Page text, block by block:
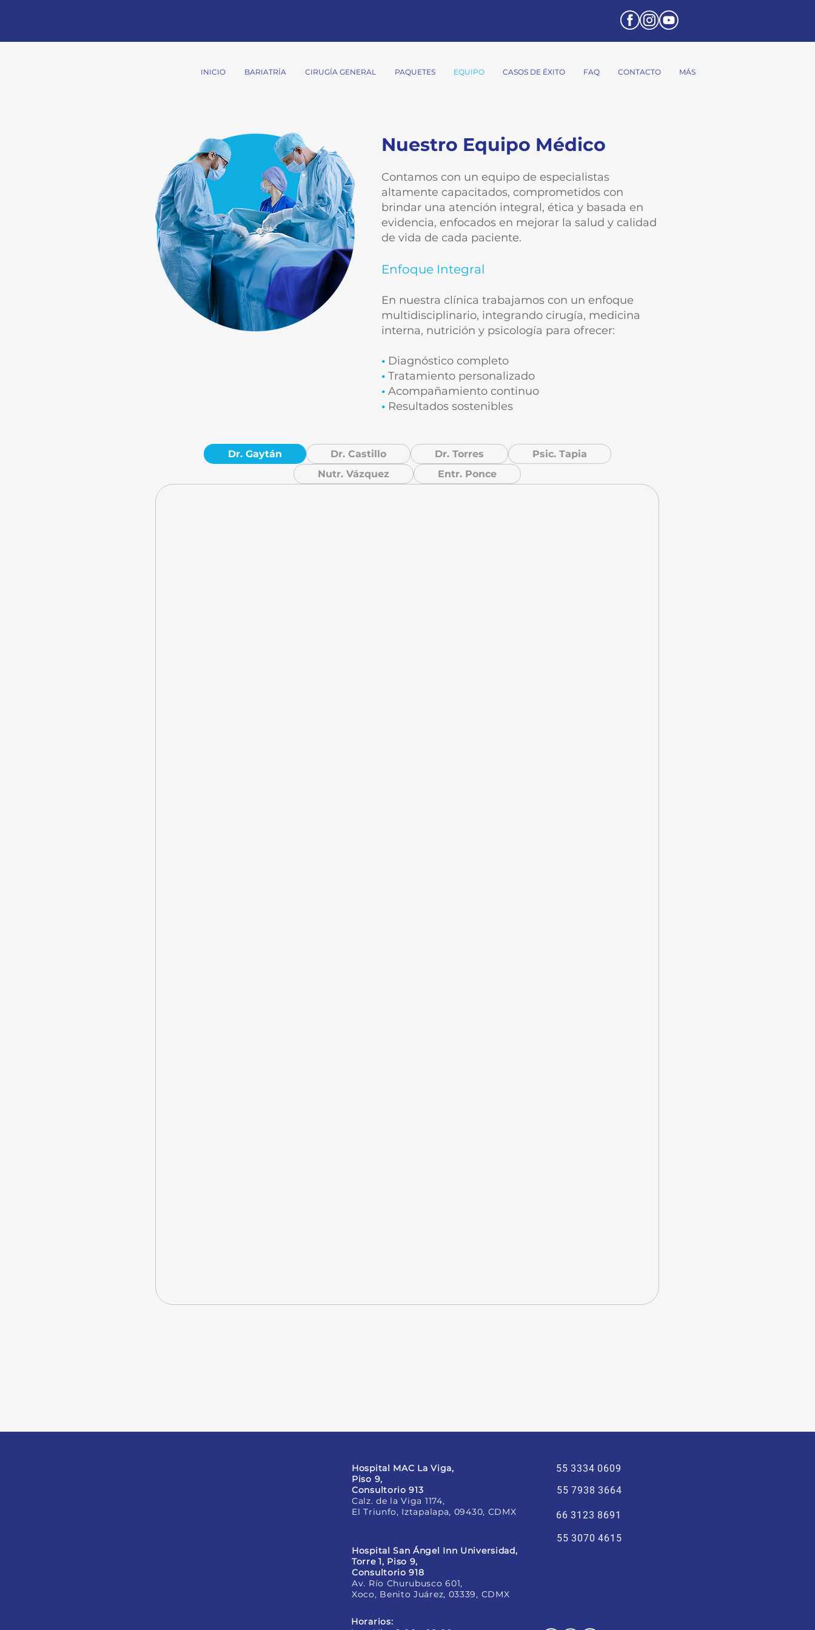
INICIO BARIATRÍA CIRUGÍA GENERAL PAQUETES EQUIPO CASOS DE ÉXITO FAQ CONTACTO MÁS
Nuestro Equipo Médico
Contamos con un equipo de especialistas
altamente capacitados, comprometidos con
brindar una atención integral, ética y basada en
evidencia, enfocados en mejorar la salud y calidad
de vida de cada paciente.
Enfoque ​ Integral
En nuestra clínica trabajamos con un enfoque
multidisciplinario, integrando cirugía, medicina
interna, nutrición y psicología para ofrecer:
• Diagnóstico completo
• Tratamiento personalizado
• Acompañamiento continuo
• Resultados sostenibles
Dr. Gaytán Dr. Castillo Dr. Torres
Psic. Tapia
Nutr. Vázquez
Entr. Ponce
Hospital MAC La Viga,
Piso 9,
Consultorio 913
Calz. de la Viga 1174,
El Triunfo, Iztapalapa, 09430, CDMX
55 3334 0609
55 7938 3664
66 3123 8691
55 3070 4615
Hospital San Ángel Inn Universidad,
Torre 1, Piso 9,
Consultorio 918
Av. Río Churubusco 601,
Xoco, Benito Juárez, 03339, CDMX
Horarios: